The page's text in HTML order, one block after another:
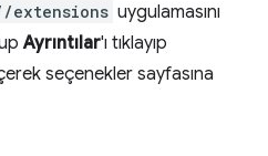
extensions uygulamasını
Ayrıntılar'ı tıklayıp
seçenekler sayfasına